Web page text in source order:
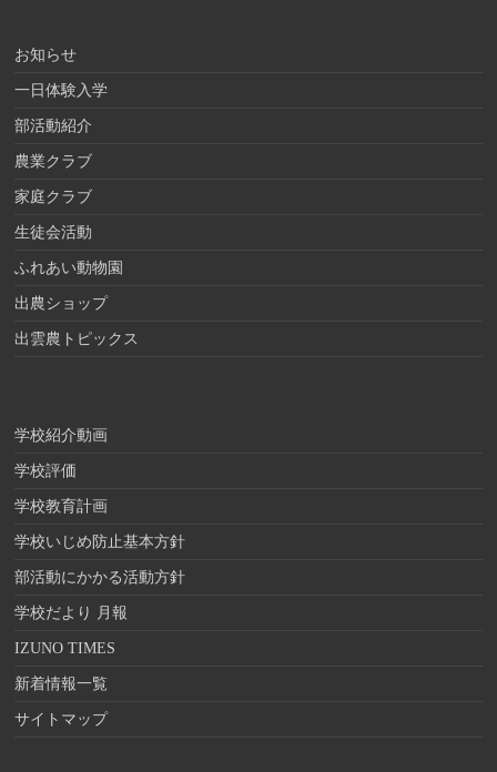
お知らせ
一日体験入学
部活動紹介
農業クラブ
家庭クラブ
生徒会活動
ふれあい動物園
出農ショップ
出雲農トピックス
学校紹介動画
学校評価
学校教育計画
学校いじめ防止基本方針
部活動にかかる活動方針
学校だより 月報
IZUNO TIMES
新着情報一覧
サイトマップ